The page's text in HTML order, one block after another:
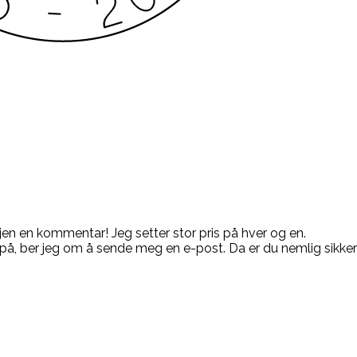
en kommentar! Jeg setter stor pris på hver og en.
ber jeg om å sende meg en e-post. Da er du nemlig